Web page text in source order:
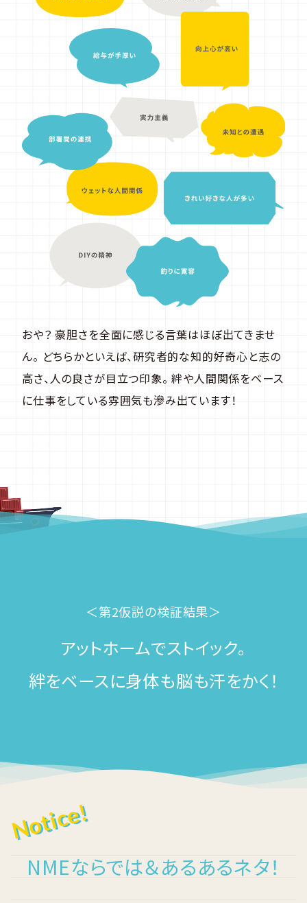
おや？ 豪胆さを全面に感じる言葉はほぼ出てきませ
ん。 どちらかといえば、研究者的な知的好奇心と志の
高さ、人の良さが目立つ印象。 絆や人間関係をベース
に仕事をしている雰囲気も滲み出ています！
＜第2仮説の検証結果＞
アットホームでストイック。
絆をベースに身体も脳も汗をかく！
Notice!
NMEならでは＆あるあるネタ！